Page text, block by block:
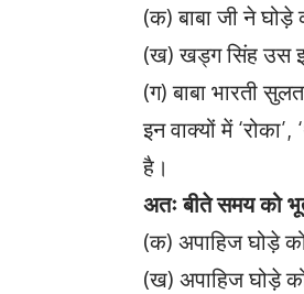
(क) बाबा जी ने घोड़े
(ख) खड्ग सिंह उस
(ग) बाबा भारती
इन वाक्यों में
है।
अतः बीते समय को
(क) अपाहिज घोड़े
(ख) अपाहिज घोड़े